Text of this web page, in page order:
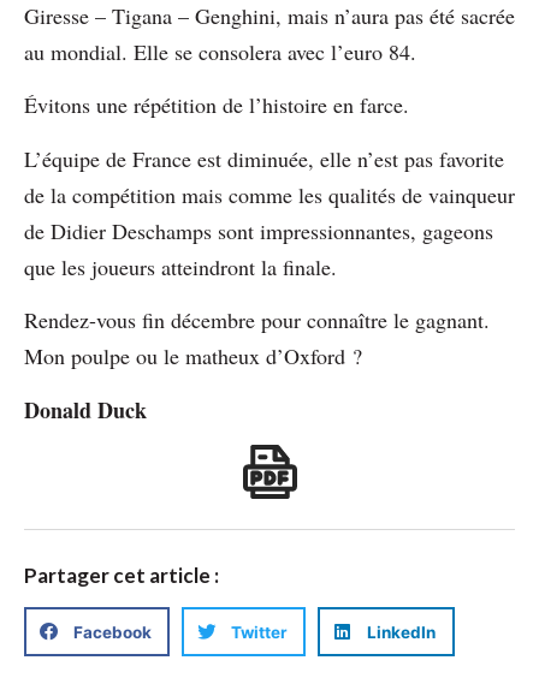
Giresse – Tigana – Genghini, mais n’aura pas été sacrée
au mondial. Elle se consolera avec l’euro 84.
Évitons une répétition de l’histoire en farce.
L’équipe de France est diminuée, elle n’est pas favorite
de la compétition mais comme les qualités de vainqueur
de Didier Deschamps sont impressionnantes, gageons
que les joueurs atteindront la finale.
Rendez-vous fin décembre pour connaître le gagnant.
Mon poulpe ou le matheux d’Oxford ?
Donald Duck
Partager cet article :
Facebook Twitter LinkedIn